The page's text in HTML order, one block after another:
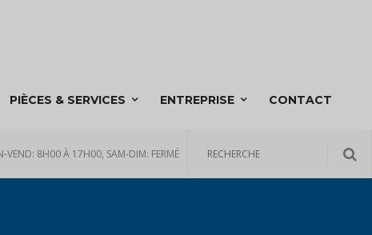
PIÈCES & SERVICES ENTREPRISE CONTACT
VEND: 8H00 À 17H00, SAM-DIM: FERMÉ